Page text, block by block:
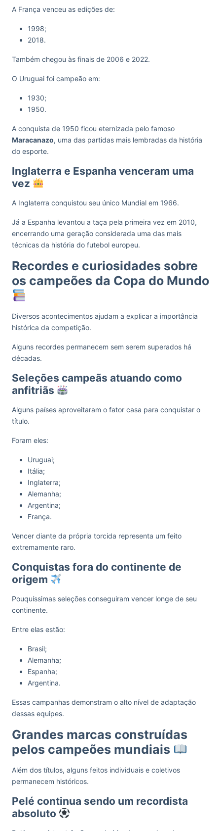
A França venceu as edições de:
1998;
2018.
Também chegou às finais de 2006 e 2022.
O Uruguai foi campeão em:
1930;
1950.
A conquista de 1950 ficou eternizada pelo famoso
Maracanazo, uma das partidas mais lembradas da história
do esporte.
Inglaterra e Espanha venceram uma
vez
A Inglaterra conquistou seu único Mundial em 1966.
Já a Espanha levantou a taça pela primeira vez em 2010,
encerrando uma geração considerada uma das mais
técnicas da história do futebol europeu.
Recordes e curiosidades sobre
os campeões da Copa do Mundo
Diversos acontecimentos ajudam a explicar a importância
histórica da competição.
Alguns recordes permanecem sem serem superados há
décadas.
Seleções campeãs atuando como
anfitriãs
Alguns países aproveitaram o fator casa para conquistar o
título.
Foram eles:
Uruguai;
Itália;
Inglaterra;
Alemanha;
Argentina;
França.
Vencer diante da própria torcida representa um feito
extremamente raro.
Conquistas fora do continente de
origem
Pouquíssimas seleções conseguiram vencer longe de seu
continente.
Entre elas estão:
Brasil;
Alemanha;
Espanha;
Argentina.
Essas campanhas demonstram o alto nível de adaptação
dessas equipes.
Grandes marcas construídas
pelos campeões mundiais
Além dos títulos, alguns feitos individuais e coletivos
permanecem históricos.
Pelé continua sendo um recordista
absoluto